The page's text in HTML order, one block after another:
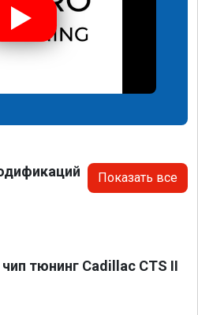
Показать все
тюнинг Cadillac CTS II